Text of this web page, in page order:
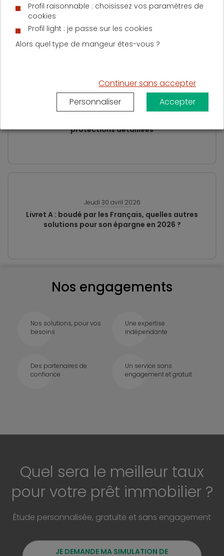
Les 5 critères à comparer pour réussir un
investissement locatif à Paris
Mardi 12 mai 2026
protections détaillées
Jeudi 30 avril 2026
Livret A : boudé par les Français, quelles autres
solutions pour son épargne en 2026 ?
Nos engagements
Nos solutions, pour vos
besoins
Une expertise
indépendante
Des partenaires de
confiance
Un service sans
engagement et gratuit
Quel sera le meilleur taux
pour votre prêt immobilier ?
Étude personnalisée, gratuite et sans engagement
JE DEMANDE MA SIMULATION DE
Profil raisonnable : choisissez vos paramètres de
cookies
Profil light : je passe sur les cookies
Alors quel type de mangeur êtes-vous ?
Continuer sans accepter
Personnaliser
Accepter